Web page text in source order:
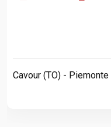
Cavour (TO) - Piemonte